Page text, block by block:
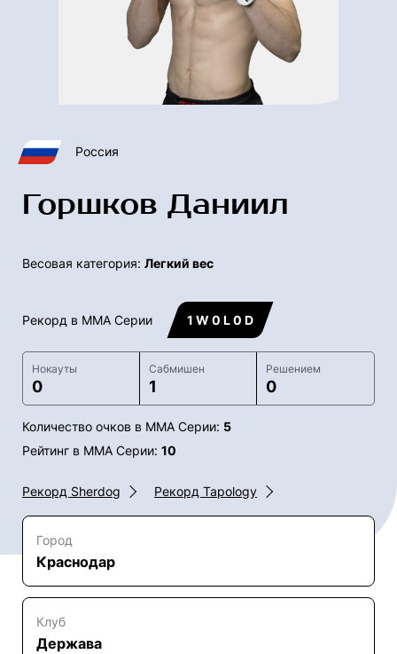
Россия
Горшков Даниил
Весовая категория: Легкий вес
Рекорд в ММА Серии 1 W 0 L 0 D
Нокауты
0
Сабмишен
1
Решением
0
Количество очков в ММА Серии: 5
Рейтинг в ММА Серии: 10
Рекорд Sherdog Рекорд Tapology
Город
Краснодар
Клуб
Держава